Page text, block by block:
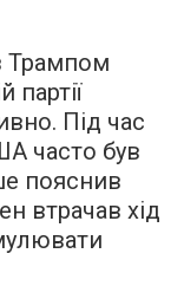
Трампом
Під час
часто був
пояснив
втрачав хід